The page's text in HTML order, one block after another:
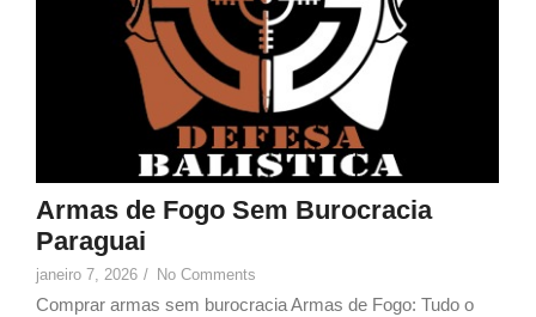
Armas de Fogo Sem Burocracia
Paraguai
janeiro 7, 2026 / No Comments
Comprar armas sem burocracia Armas de Fogo: Tudo o